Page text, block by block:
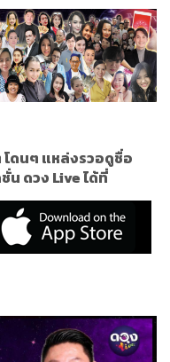
ดนๆ แหล่งรวอดูชื่อ
น ดวง Live ได้ที่